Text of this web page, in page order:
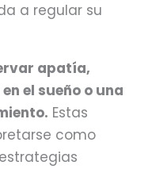
a regular su
apatía,
el sueño o una
Estas
como